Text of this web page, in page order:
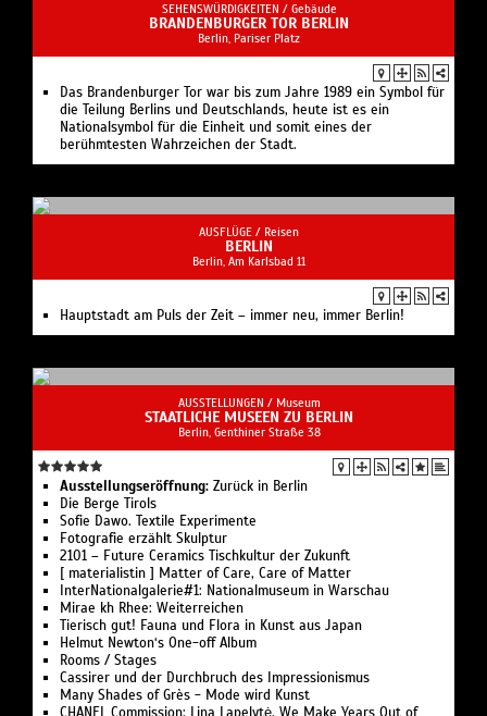
SEHENSWÜRDIGKEITEN / Gebäude
BRANDENBURGER TOR BERLIN
Berlin, Pariser Platz
Das Brandenburger Tor war bis zum Jahre 1989 ein Symbol für
die Teilung Berlins und Deutschlands, heute ist es ein
Nationalsymbol für die Einheit und somit eines der
berühmtesten Wahrzeichen der Stadt.
AUSFLÜGE / Reisen
BERLIN
Berlin, Am Karlsbad 11
Hauptstadt am Puls der Zeit – immer neu, immer Berlin!
AUSSTELLUNGEN / Museum
STAATLICHE MUSEEN ZU BERLIN
Berlin, Genthiner Straße 38
Ausstellungseröffnung: Zurück in Berlin
Die Berge Tirols
Sofie Dawo. Textile Experimente
Fotografie erzählt Skulptur
2101 – Future Ceramics Tischkultur der Zukunft
[ materialistin ] Matter of Care, Care of Matter
InterNationalgalerie#1: Nationalmuseum in Warschau
Mirae kh Rhee: Weiterreichen
Tierisch gut! Fauna und Flora in Kunst aus Japan
Helmut Newton‘s One-off Album
Rooms / Stages
Cassirer und der Durchbruch des Impressionismus
Many Shades of Grès - Mode wird Kunst